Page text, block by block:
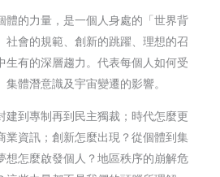
體的力量，是一個人身處的「世界背
社會的規範、創新的跳躍、理想的召
生有的深層趨力。代表每個人如何受
體潛意識及宇宙變遷的影響。
建到專制再到民主獨裁；時代怎麼更
業資訊；創新怎麼出現？從個體到集
想怎麼啟發個人？地區秩序的崩解危